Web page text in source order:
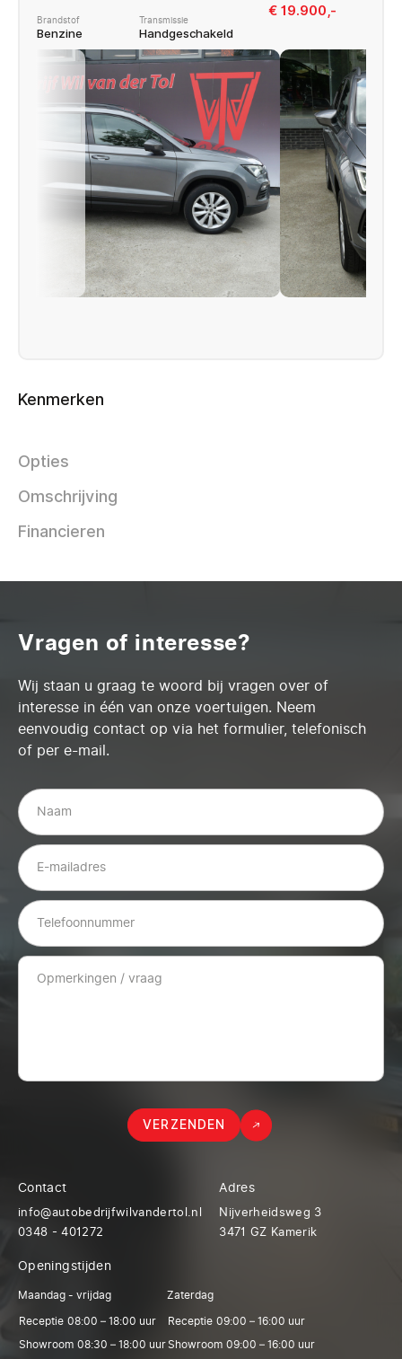
Brandstof
Benzine
Transmissie
Handgeschakeld
€ 19.900,-
Kenmerken
Opties
Omschrijving
Financieren
Vragen of interesse?
Wij staan u graag te woord bij vragen over of
interesse in één van onze voertuigen. Neem
eenvoudig contact op via het formulier, telefonisch
of per e-mail.
VERZENDEN
Contact
info@autobedrijfwilvandertol.nl
0348 - 401272
Adres
Nijverheidsweg 3
3471 GZ Kamerik
Openingstijden
Maandag - vrijdag
Receptie 08:00 – 18:00 uur
Showroom 08:30 – 18:00 uur
Zaterdag
Receptie 09:00 – 16:00 uur
Showroom 09:00 – 16:00 uur